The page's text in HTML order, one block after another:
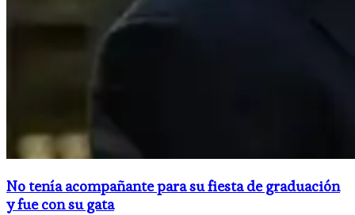
No tenía acompañante para su fiesta de graduación
y fue con su gata